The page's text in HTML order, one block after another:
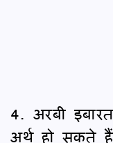
4. अरबी
अर्थ हो सकते